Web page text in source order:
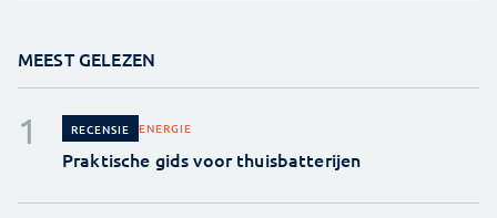
MEEST GELEZEN
RECENSIE ENERGIE
Praktische gids voor thuisbatterijen